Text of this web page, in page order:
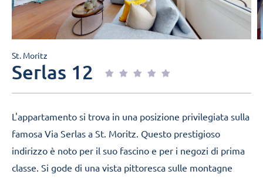
St. Moritz
Serlas 12
L'appartamento si trova in una posizione privilegiata sulla
famosa Via Serlas a St. Moritz. Questo prestigioso
indirizzo è noto per il suo fascino e per i negozi di prima
classe. Si gode di una vista pittoresca sulle montagne